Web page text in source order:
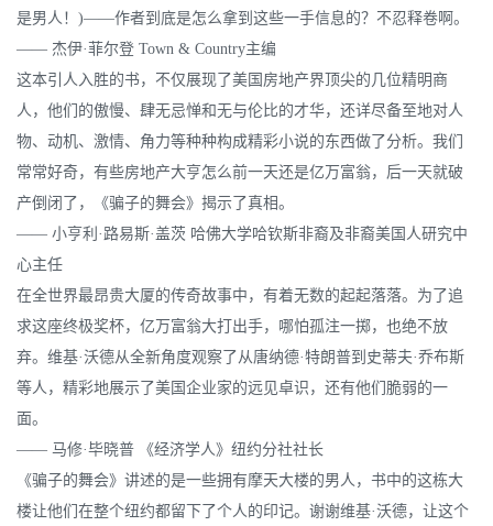
是男人！)——作者到底是怎么拿到这些一手信息的？不忍释卷啊。
—— 杰伊·菲尔登 Town & Country主编
这本引人入胜的书，不仅展现了美国房地产界顶尖的几位精明商
人，他们的傲慢、肆无忌惮和无与伦比的才华，还详尽备至地对人
物、动机、激情、角力等种种构成精彩小说的东西做了分析。我们
常常好奇，有些房地产大亨怎么前一天还是亿万富翁，后一天就破
产倒闭了，《骗子的舞会》揭示了真相。
—— 小亨利·路易斯·盖茨 哈佛大学哈钦斯非裔及非裔美国人研究中
心主任
在全世界最昂贵大厦的传奇故事中，有着无数的起起落落。为了追
求这座终极奖杯，亿万富翁大打出手，哪怕孤注一掷，也绝不放
弃。维基·沃德从全新角度观察了从唐纳德·特朗普到史蒂夫·乔布斯
等人，精彩地展示了美国企业家的远见卓识，还有他们脆弱的一
面。
—— 马修·毕晓普 《经济学人》纽约分社社长
《骗子的舞会》讲述的是一些拥有摩天大楼的男人，书中的这栋大
楼让他们在整个纽约都留下了个人的印记。谢谢维基·沃德，让这个